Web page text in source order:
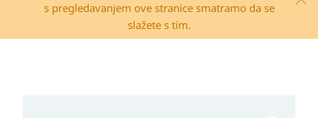
s pregledavanjem ove stranice smatramo da se
slažete s tim.